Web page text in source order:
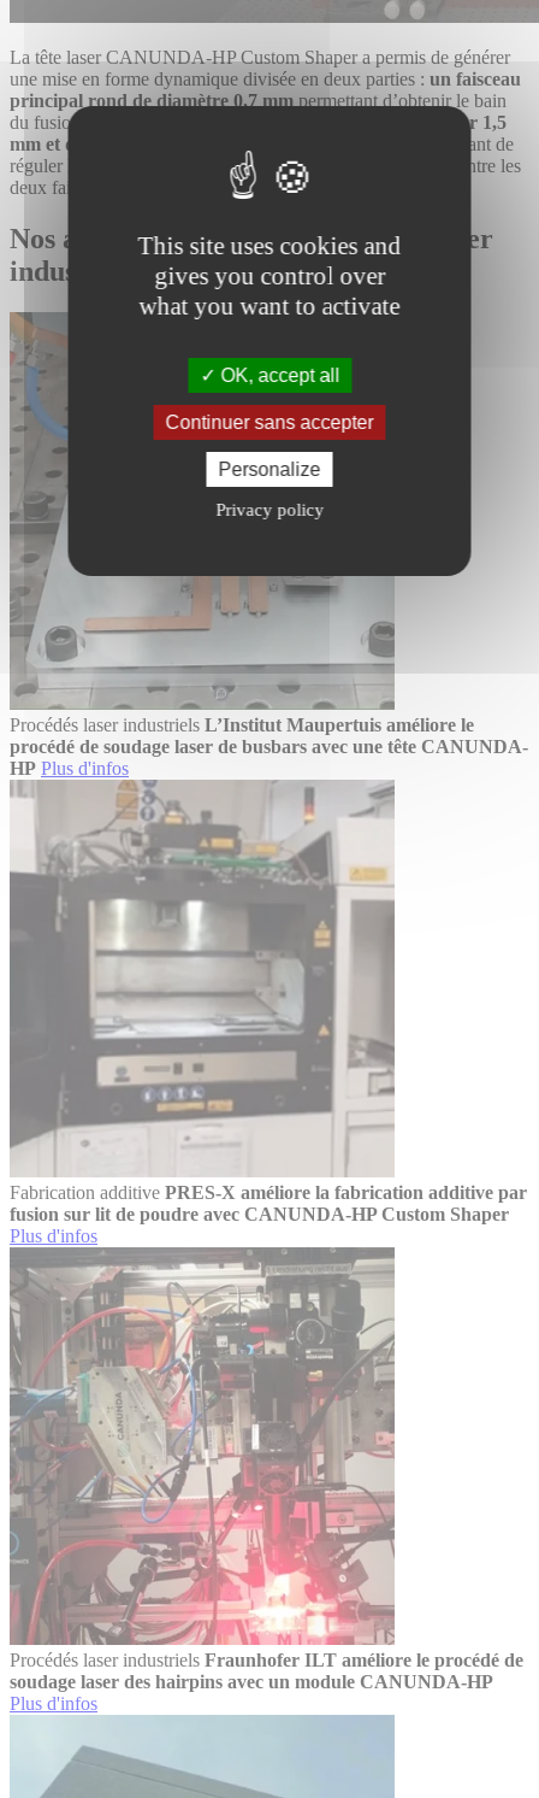
This site uses cookies and
gives you control over
what you want to activate
OK, accept all
Continuer sans accepter
Personalize
Privacy policy
La tête laser CANUNDA-HP Custom Shaper a permis de générer
une mise en forme dynamique divisée en deux parties : un faisceau
principal rond de diamètre 0,7 mm permettant d’obtenir le bain
du fusion et un faisceau secondaire rectangulaire de
longueur 1,5
mm et de largeur ajustable entre 0,75 et 1,77 mm
permettant de
réguler le gradient de température. Le rapport de puissance entre les
deux faisceaux est ajustable grâce à unsuivi en temps réel
Nos autres études de cas Procédés laser
industriels :
Procédés laser industriels L’Institut Maupertuis améliore le
procédé de soudage laser de busbars avec une tête CANUNDA-
HP Plus d'infos
Fabrication additive PRES-X améliore la fabrication additive par
fusion sur lit de poudre avec CANUNDA-HP Custom Shaper
Plus d'infos
Procédés laser industriels Fraunhofer ILT améliore le procédé de
soudage laser des hairpins avec un module CANUNDA-HP
Plus d'infos